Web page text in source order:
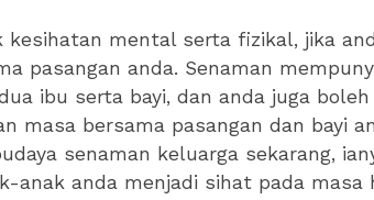
mental serta fizikal, jika
pasangan anda. Senaman
ibu serta bayi, dan anda juga
masa bersama pasangan dan bayi
senaman keluarga sekarang,
anak anda menjadi sihat pada masa